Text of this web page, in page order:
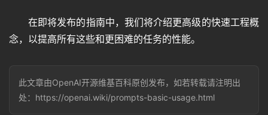
在即将发布的指南中，我们将介绍更高级的快速工程概
念，以提高所有这些和更困难的任务的性能。
此文章由OpenAI开源维基百科原创发布，如若转载请注明出
处：https://openai.wiki/prompts-basic-usage.html